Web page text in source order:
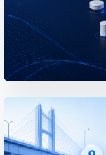
XEM BÀI VIẾT CHI
PROJECT
Phát triển
gateway
Home